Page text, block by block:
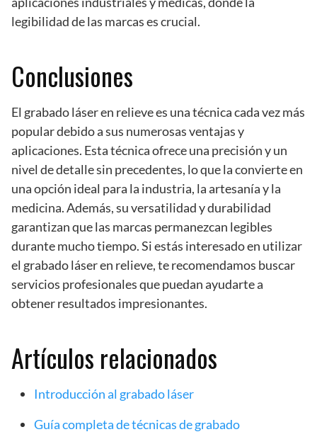
legibilidad de las marcas es crucial.
Conclusiones
El grabado láser en relieve es una técnica cada vez más
popular debido a sus numerosas ventajas y
aplicaciones. Esta técnica ofrece una precisión y un
nivel de detalle sin precedentes, lo que la convierte en
una opción ideal para la industria, la artesanía y la
medicina. Además, su versatilidad y durabilidad
garantizan que las marcas permanezcan legibles
durante mucho tiempo. Si estás interesado en utilizar
el grabado láser en relieve, te recomendamos buscar
servicios profesionales que puedan ayudarte a
obtener resultados impresionantes.
Artículos relacionados
Introducción al grabado láser
Guía completa de técnicas de grabado